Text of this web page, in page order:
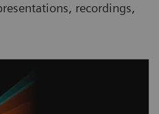
recordings,